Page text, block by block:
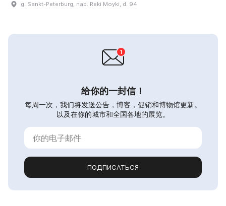
g. Sankt-Peterburg, nab. Reki Moyki, d. 94
给你的一封信！
每周一次，我们将发送公告，博客，促销和博物馆更新。
以及在你的城市和全国各地的展览。
ПОДПИСАТЬСЯ